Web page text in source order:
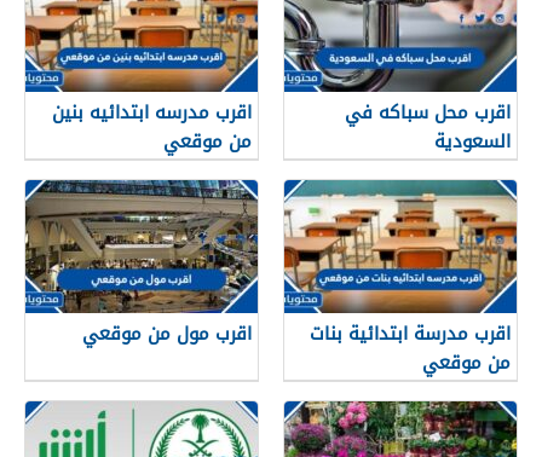
اقرب محل سباكه في
السعودية
اقرب مدرسه ابتدائيه بنين
من موقعي
اقرب مدرسة ابتدائية بنات
من موقعي
اقرب مول من موقعي